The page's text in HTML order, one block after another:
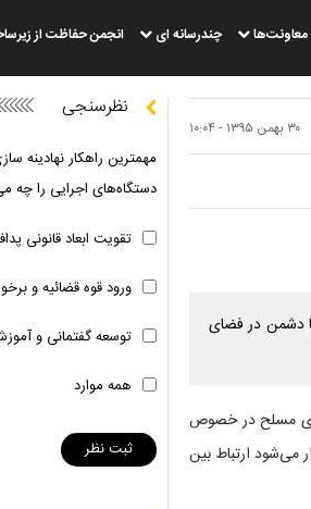
معاونت‌ها چندرسانه ای انجمن حفاظت از
۳۰ بهمن ۱۳۹۵ - ۱۰:۰۴
دشمن در فضای
مسلح در خصوص
می‌شود ارتباط بین
نظرسنجی
مهمترین راهکار نهادینه
دستگاه‌های اجرایی را چه
تقویت ابعاد قانونی
ورود قوه قضائیه و
توسعه گفتمانی و
همه موارد